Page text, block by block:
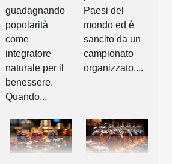
guadagnando
popolarità
come
integratore
naturale per il
benessere.
Quando...
Paesi del
mondo ed è
sancito da un
campionato
organizzato....